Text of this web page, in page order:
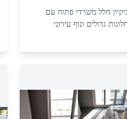
ניקיון חלל משרדי פתוח עם
גדולים ונוף עירוני